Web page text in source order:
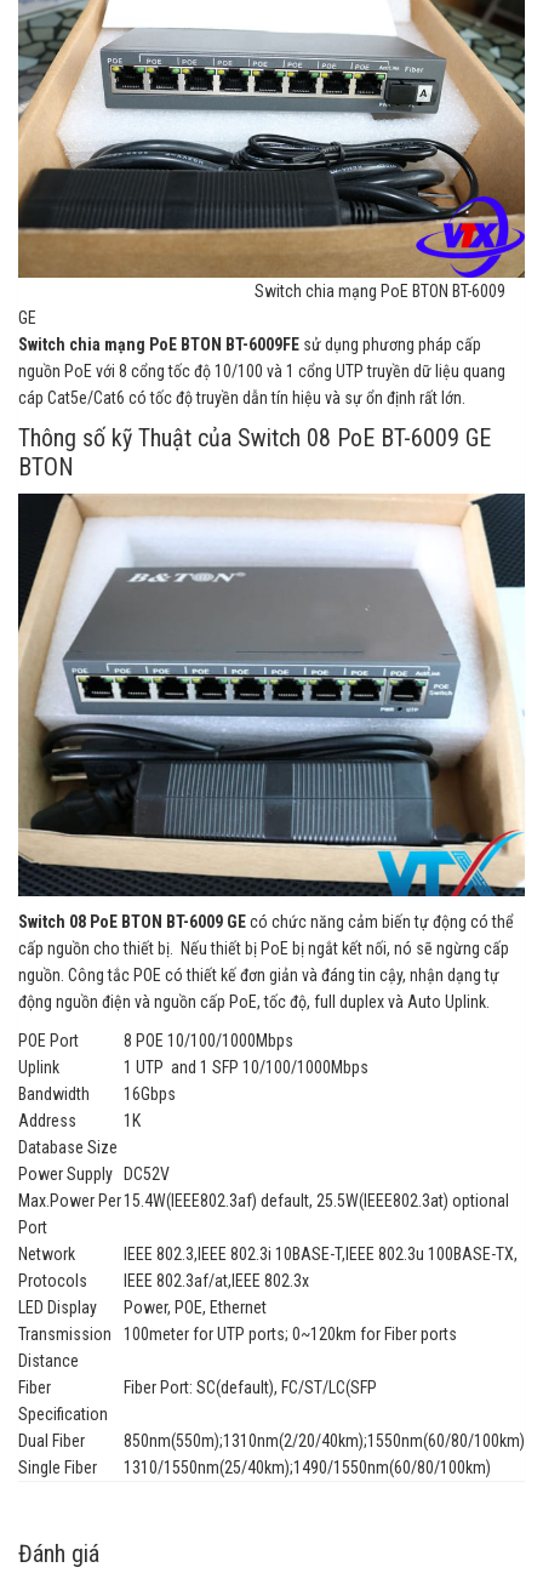
Switch chia mạng PoE BTON BT-6009
GE
Switch chia mạng PoE BTON BT-6009FE sử dụng phương pháp cấp
nguồn PoE với 8 cổng tốc độ 10/100 và 1 cổng UTP truyền dữ liệu quang
cáp Cat5e/Cat6 có tốc độ truyền dẫn tín hiệu và sự ổn định rất lớn.
Thông số kỹ Thuật của Switch 08 PoE BT-6009 GE
BTON
Switch 08 PoE BTON BT-6009 GEcó chức năng cảm biến tự động có thể
cấp nguồn cho thiết bị. Nếu thiết bị PoE bị ngắt kết nối, nó sẽ ngừng cấp
nguồn. Công tắc POE có thiết kế đơn giản và đáng tin cậy, nhận dạng tự
động nguồn điện và nguồn cấp PoE, tốc độ, full duplex và Auto Uplink.
POE Port
8 POE 10/100/1000Mbps
Uplink
1 UTP and 1 SFP 10/100/1000Mbps
Bandwidth
16Gbps
Address
Database Size
1K
Power Supply
DC52V
Max.Power Per
Port
15.4W(IEEE802.3af) default, 25.5W(IEEE802.3at) optional
Network
Protocols
IEEE 802.3,IEEE 802.3i 10BASE-T,IEEE 802.3u 100BASE-TX,
IEEE 802.3af/at,IEEE 802.3x
LED Display
Power, POE, Ethernet
Transmission
Distance
100meter for UTP ports; 0~120km for Fiber ports
Fiber
Specification
Fiber Port: SC(default), FC/ST/LC(SFP
Dual Fiber
850nm(550m);1310nm(2/20/40km);1550nm(60/80/100km)
Single Fiber
1310/1550nm(25/40km);1490/1550nm(60/80/100km)
Đánh giá